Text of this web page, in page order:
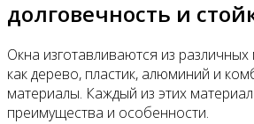
долговечность и
Окна изготавливаются из различных
как дерево, пластик, алюминий и
материалы. Каждый из этих
преимущества и особенности.